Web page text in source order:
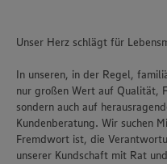
Unser Herz schlägt für
In unseren, in der Regel,
nur großen Wert auf Qualität,
sondern auch auf
Kundenberatung. Wir suchen
Fremdwort ist, die
unserer Kundschaft mit Rat